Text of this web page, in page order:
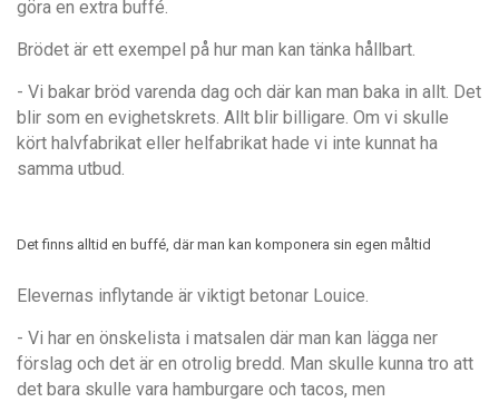
göra en extra buffé.
Brödet är ett exempel på hur man kan tänka hållbart.
- Vi bakar bröd varenda dag och där kan man baka in allt. Det
blir som en evighetskrets. Allt blir billigare. Om vi skulle
kört halvfabrikat eller helfabrikat hade vi inte kunnat ha
samma utbud.
Det finns alltid en buffé, där man kan komponera sin egen måltid
Elevernas inflytande är viktigt betonar Louice.
- Vi har en önskelista i matsalen där man kan lägga ner
förslag och det är en otrolig bredd. Man skulle kunna tro att
det bara skulle vara hamburgare och tacos, men